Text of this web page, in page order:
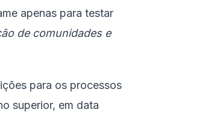
apenas para testar
de comunidades e
para os processos
superior, em data